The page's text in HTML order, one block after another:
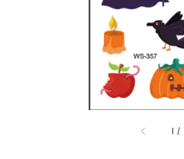
1 /